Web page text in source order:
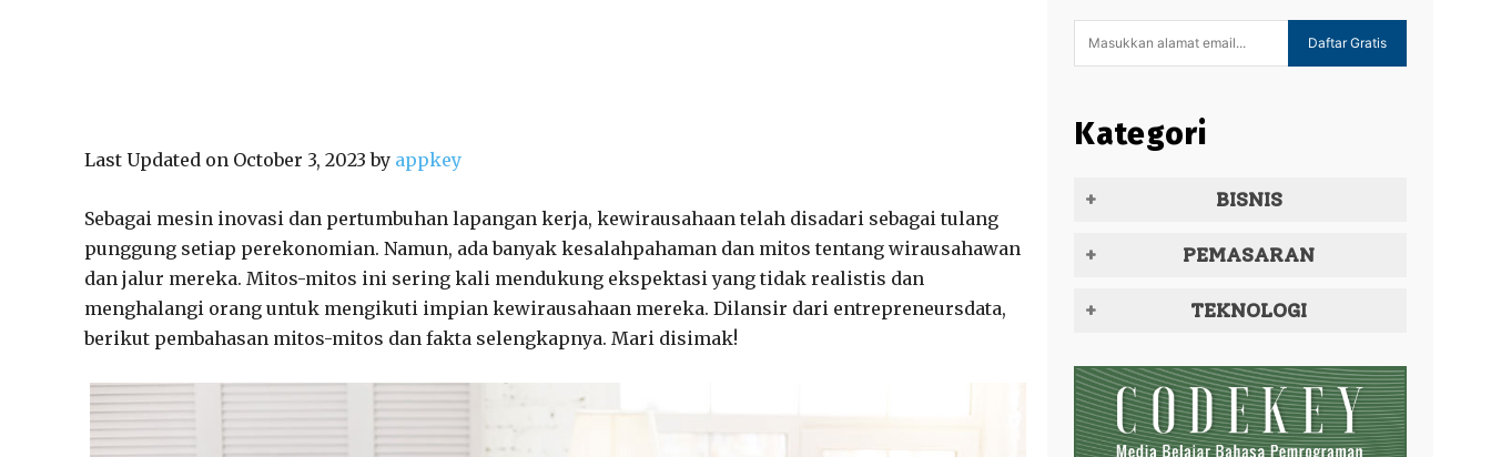
Last Updated on October 3, 2023 by appkey
Sebagai mesin inovasi dan pertumbuhan lapangan kerja, kewirausahaan telah disadari sebagai tulang
punggung setiap perekonomian. Namun, ada banyak kesalahpahaman dan mitos tentang wirausahawan
dan jalur mereka. Mitos-mitos ini sering kali mendukung ekspektasi yang tidak realistis dan
menghalangi orang untuk mengikuti impian kewirausahaan mereka. Dilansir dari entrepreneursdata,
berikut pembahasan mitos-mitos dan fakta selengkapnya. Mari disimak!
Daftar Gratis
Kategori
BISNIS
PEMASARAN
TEKNOLOGI